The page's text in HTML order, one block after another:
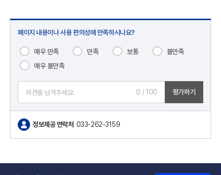
페이지 내용이나 사용 편의성에 만족하시나요?
매우 만족 만족 보통
불만족
매우 불만족
0 / 100 평가하기
정보제공 연락처 033-262-3159